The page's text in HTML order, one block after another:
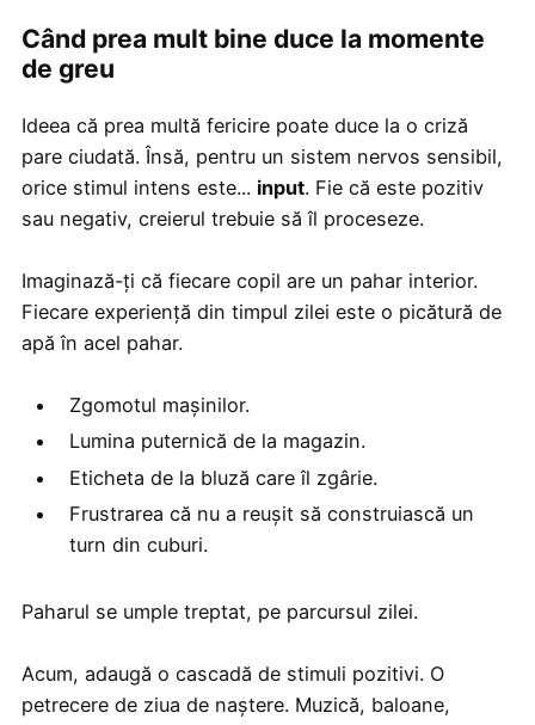
Când prea mult bine duce la momente
de greu
Ideea că prea multă fericire poate duce la o criză
pare ciudată. Însă, pentru un sistem nervos sensibil,
orice stimul intens este... input. Fie că este pozitiv
sau negativ, creierul trebuie să îl proceseze.
Imaginază-ți că fiecare copil are un pahar interior.
Fiecare experiență din timpul zilei este o picătură de
apă în acel pahar.
Zgomotul mașinilor.
Lumina puternică de la magazin.
Eticheta de la bluză care îl zgârie.
Frustrarea că nu a reușit să construiască un
turn din cuburi.
Paharul se umple treptat, pe parcursul zilei.
Acum, adaugă o cascadă de stimuli pozitivi. O
petrecere de ziua de naștere. Muzică, baloane,